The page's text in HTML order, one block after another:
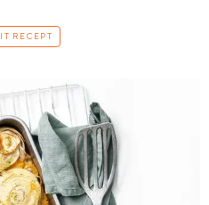
RECEPT